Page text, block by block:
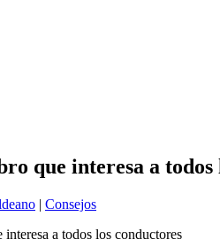
que interesa a todos
| Consejos